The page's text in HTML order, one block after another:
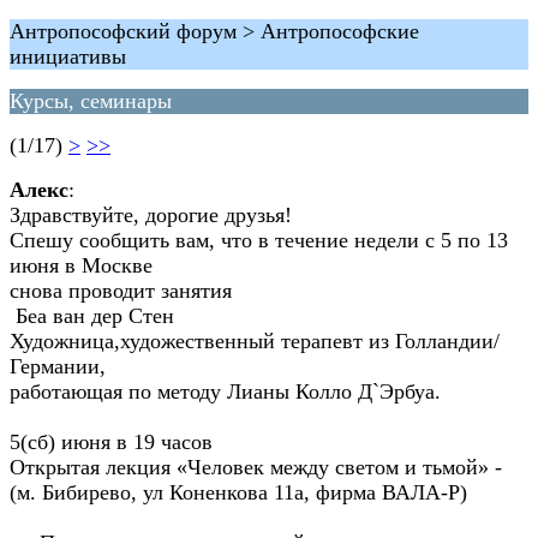
Антропософский форум > Антропософские
инициативы
Курсы, семинары
(1/17) > >>
Алекс:
Здравствуйте, дорогие друзья!
Спешу сообщить вам, что в течение недели с 5 по 13
июня в Москве
снова проводит занятия
Беа ван дер Стен
Художница,художественный терапевт из Голландии/
Германии,
работающая по методу Лианы Колло Д`Эрбуа.
5(сб) июня в 19 часов
Открытая лекция «Человек между светом и тьмой» -
(м. Бибирево, ул Коненкова 11а, фирма ВАЛА-Р)